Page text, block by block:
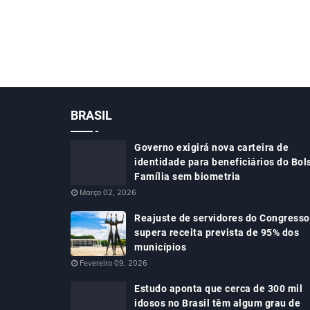
BRASIL
Governo exigirá nova carteira de
identidade para beneficiários do
Família sem biometria
Março 02, 2026
Reajuste de servidores do Congresso
supera receita prevista de 95% dos
municípios
Fevereiro 09, 2026
Estudo aponta que cerca de 300 mil
idosos no Brasil têm algum grau de